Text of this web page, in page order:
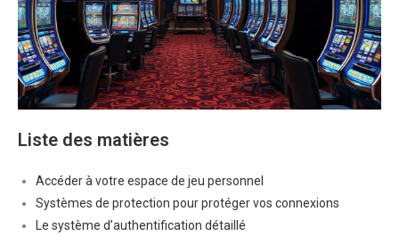
Liste des matières
Accéder à votre espace de jeu personnel
Systèmes de protection pour protéger vos connexions
Le système d’authentification détaillé